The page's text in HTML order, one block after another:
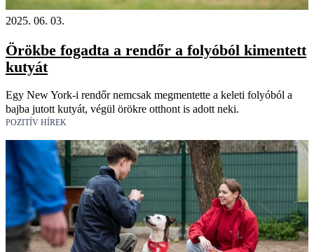
2025. 06. 03.
Örökbe fogadta a rendőr a folyóból kimentett
kutyát
Egy New York-i rendőr nemcsak megmentette a keleti folyóból a
bajba jutott kutyát, végül örökre otthont is adott neki.
POZITÍV HÍREK